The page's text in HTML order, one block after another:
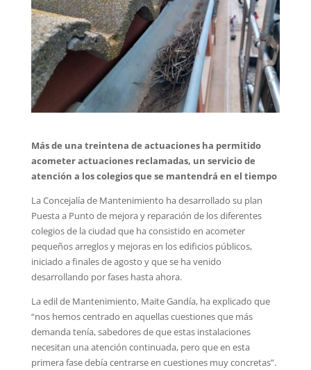
Más de una treintena de actuaciones ha permitido
acometer actuaciones reclamadas, un servicio de
atención a los colegios que se mantendrá en el tiempo
La Concejalía de Mantenimiento ha desarrollado su plan
Puesta a Punto de mejora y reparación de los diferentes
colegios de la ciudad que ha consistido en acometer
pequeños arreglos y mejoras en los edificios públicos,
iniciado a finales de agosto y que se ha venido
desarrollando por fases hasta ahora.
La edil de Mantenimiento, Maite Gandía, ha explicado que
“nos hemos centrado en aquellas cuestiones que más
demanda tenía, sabedores de que estas instalaciones
necesitan una atención continuada, pero que en esta
primera fase debía centrarse en cuestiones muy concretas”.